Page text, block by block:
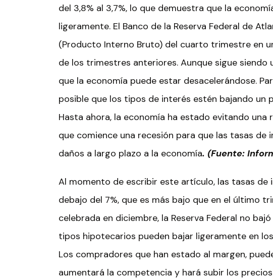
del 3,8% al 3,7%, lo que demuestra que la
ligeramente. El Banco de la Reserva Federal de
(Producto Interno Bruto) del cuarto trimestre en
de los trimestres anteriores. Aunque sigue siendo
que la economía puede estar desacelerándose.
posible que los tipos de interés estén bajando un
Hasta ahora, la economía ha estado evitando una
que comience una recesión para que las tasas de
daños a largo plazo a la economía. (Fuente:
Al momento de escribir este artículo, las tasas
debajo del 7%, que es más bajo que en el último
celebrada en diciembre, la Reserva Federal no
tipos hipotecarios pueden bajar ligeramente en
Los compradores que han estado al margen,
aumentará la competencia y hará subir los